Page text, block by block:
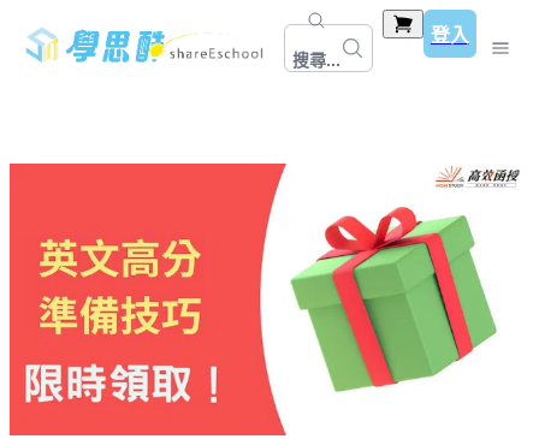
搜尋...
登入